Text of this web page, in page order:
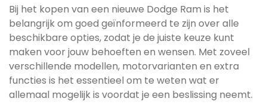
Bij het kopen van een nieuwe Dodge Ram is het
belangrijk om goed geïnformeerd te zijn over alle
beschikbare opties, zodat je de juiste keuze kunt
maken voor jouw behoeften en wensen. Met zoveel
verschillende modellen, motorvarianten en extra
functies is het essentieel om te weten wat er
allemaal mogelijk is voordat je een beslissing neemt.